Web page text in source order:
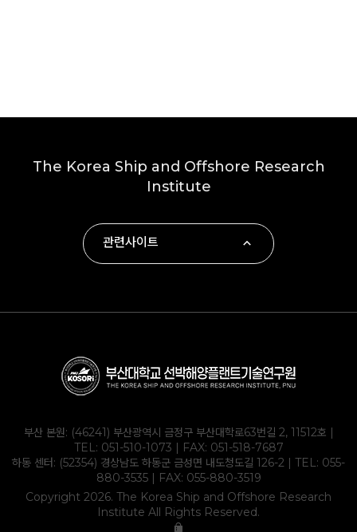
The Korea Ship and Offshore Research
Institute
관련사이트
∙ KOLAS
부산 본원: (46241) 부산광역시 금정구 부산대학로63번길 2, 11512호 |
TEL: 051-510-1073 | FAX: 051-518-7687
하동 센터: (52354) 경상남도 하동군 금성면 내도청도길 126-2 | TEL: 055-
880-3535| FAX: 055-880-3519
Copyright 2026. The Korea Ship and Offshore Research
Institute All Rights Reserved.